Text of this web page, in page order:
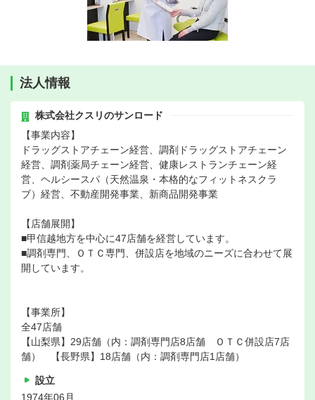
法人情報
株式会社クスリのサンロード
【事業内容】
ドラッグストアチェーン経営、調剤ドラッグストアチェーン
経営、調剤薬局チェーン経営、健康レストランチェーン経
営、ヘルシースパ（天然温泉・本格的なフィットネスクラ
ブ）経営、不動産開発事業、新商品開発事業
【店舗展開】
■甲信越地方を中心に47店舗を経営しています。
■調剤専門、ＯＴＣ専門、併設店を地域のニーズに合わせて展
開しています。
【事業所】
全47店舗
【山梨県】29店舗（内：調剤専門店8店舗 ＯＴＣ併設店7店
舗） 【長野県】18店舗（内：調剤専門店1店舗）
設立
1974年06月